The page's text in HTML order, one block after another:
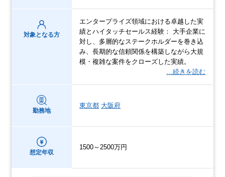
対象となる方
エンタープライズ領域における卓越した実
績とハイタッチセールス経験： 大手企業に
対し、多層的なステークホルダーを巻き込
み、長期的な信頼関係を構築しながら大規
模・複雑な案件をクローズした実績。
…続きを読む
勤務地
東京都 大阪府
想定年収
1500～2500万円